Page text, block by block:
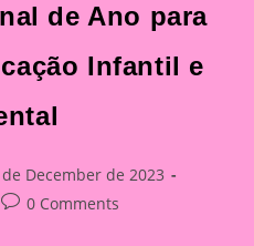
de Ano para
Infantil e
de December de 2023
Post0 Comments